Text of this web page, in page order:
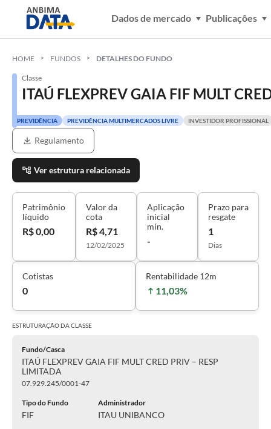
Dados de mercado Publicações
HOME FUNDOS DETALHES DO FUNDO
Classe
ITAÚ FLEXPREV GAIA FIF MULT
PREVIDÊNCIA PREVIDÊNCIA MULTIMERCADOS LIVRE INVESTIDOR PROFISSIONAL
Regulamento
Ver estrutura relacionada
Patrimônio
líquido
R$ 0,00
Valor da
cota
R$ 4,71
12/02/2025
Aplicação
inicial
mín.
-
Prazo para
resgate
1
Dias
Cotistas
0
Rentabilidade 12m
11,03%
ESTRUTURAÇÃO DACLASSE
Fundo/Casca
ITAÚ FLEXPREV GAIA FIF MULT CRED PRIV – RESP
LIMITADA
07.929.245/0001-47
Tipo do Fundo
FIF
Administrador
ITAU UNIBANCO